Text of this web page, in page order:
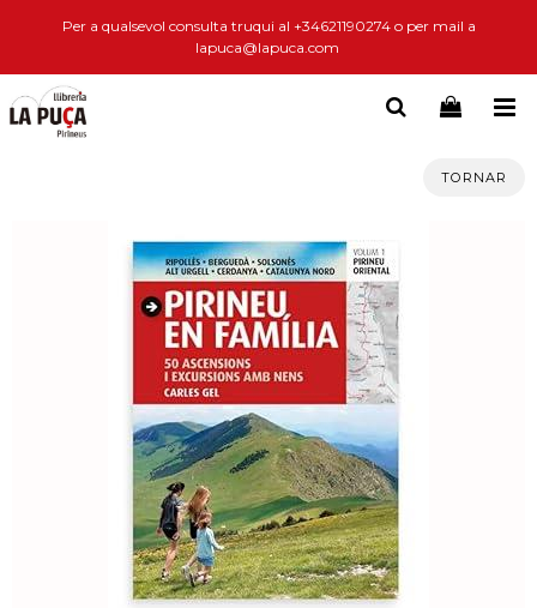
Per a qualsevol consulta truqui al +34621190274 o per mail a
lapuca@lapuca.com
TORNAR